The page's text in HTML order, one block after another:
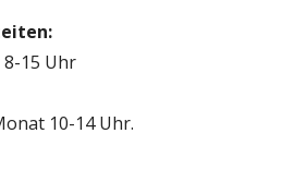
15 Uhr
10-14 Uhr.